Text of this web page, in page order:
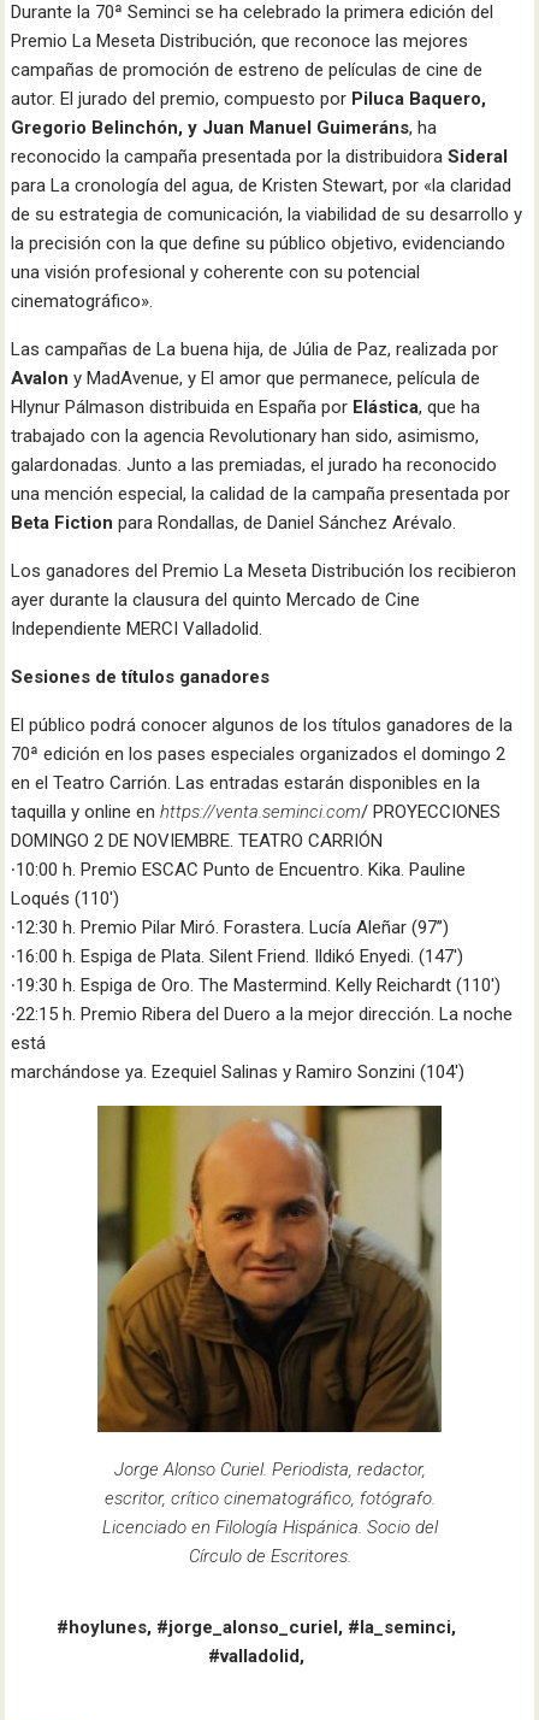
Durante la 70ª Seminci se ha celebrado la primera edición del
Premio La Meseta Distribución, que reconoce las mejores
campañas de promoción de estreno de películas de cine de
autor. El jurado del premio, compuesto por Piluca Baquero,
Gregorio Belinchón, y Juan Manuel Guimeráns, ha
reconocido la campaña presentada por la distribuidoraSideral
para La cronología del agua, de Kristen Stewart, por «la claridad
de su estrategia de comunicación, la viabilidad de su desarrollo y
la precisión con la que define su público objetivo, evidenciando
una visión profesional y coherente con su potencial
cinematográfico».
Las campañas de La buena hija, de Júlia de Paz, realizada por
Avalon y MadAvenue, y El amor que permanece, película de
Hlynur Pálmason distribuida en España por Elástica, que ha
trabajado con la agencia Revolutionary han sido, asimismo,
galardonadas. Junto a las premiadas, el jurado ha reconocido
una mención especial, la calidad de la campaña presentada por
Beta Fiction para Rondallas, de Daniel Sánchez Arévalo.
Los ganadores del Premio La Meseta Distribución los recibieron
ayer durante la clausura del quinto Mercado de Cine
Independiente MERCI Valladolid.
Sesiones de títulos ganadores
El público podrá conocer algunos de los títulos ganadores de la
70ª edición en los pases especiales organizados el domingo 2
en el Teatro Carrión. Las entradas estarán disponibles en la
taquilla y online enhttps://venta.seminci.com/ PROYECCIONES
DOMINGO 2 DE NOVIEMBRE. TEATRO CARRIÓN
∙10:00 h. Premio ESCAC Punto de Encuentro. Kika. Pauline
Loqués (110′)
∙12:30 h. Premio Pilar Miró. Forastera. Lucía Aleñar (97’’)
∙16:00 h. Espiga de Plata. Silent Friend. Ildikó Enyedi. (147′)
∙19:30 h. Espiga de Oro. The Mastermind. Kelly Reichardt (110′)
∙22:15 h. Premio Ribera del Duero a la mejor dirección. La noche
está
marchándose ya. Ezequiel Salinas y Ramiro Sonzini (104′)
Jorge Alonso Curiel. Periodista, redactor,
escritor, crítico cinematográfico, fotógrafo.
Licenciado en Filología Hispánica. Socio del
Círculo de Escritores.
#hoylunes, #jorge_alonso_curiel, #la_seminci,
#valladolid,